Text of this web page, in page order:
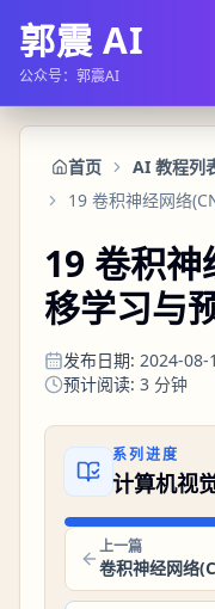
郭震 AI
公众号：郭震AI
首页 AI 教程列
19 卷积
移学习与
发布日期: 2024-08-
预计阅读: 3 分钟
系列进度
计算机视
上一篇
卷积神经网络